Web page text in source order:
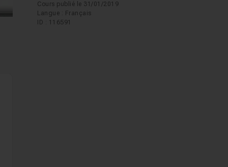
Cours publié le 31/01/2019
Langue : Français
ID : 116591